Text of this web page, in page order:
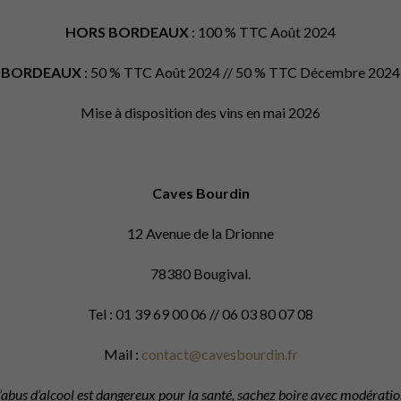
HORS BORDEAUX : 100 % TTC Août 2024
BORDEAUX : 50 % TTC Août 2024 // 50 % TTC Décembre 2024
Mise à disposition des vins en mai 2026
Caves Bourdin
12 Avenue de la Drionne
78380 Bougival.
Tel : 01 39 69 00 06 // 06 03 80 07 08
Mail : contact@cavesbourdin.fr
d’alcool est dangereux pour la santé, sachez boire avec